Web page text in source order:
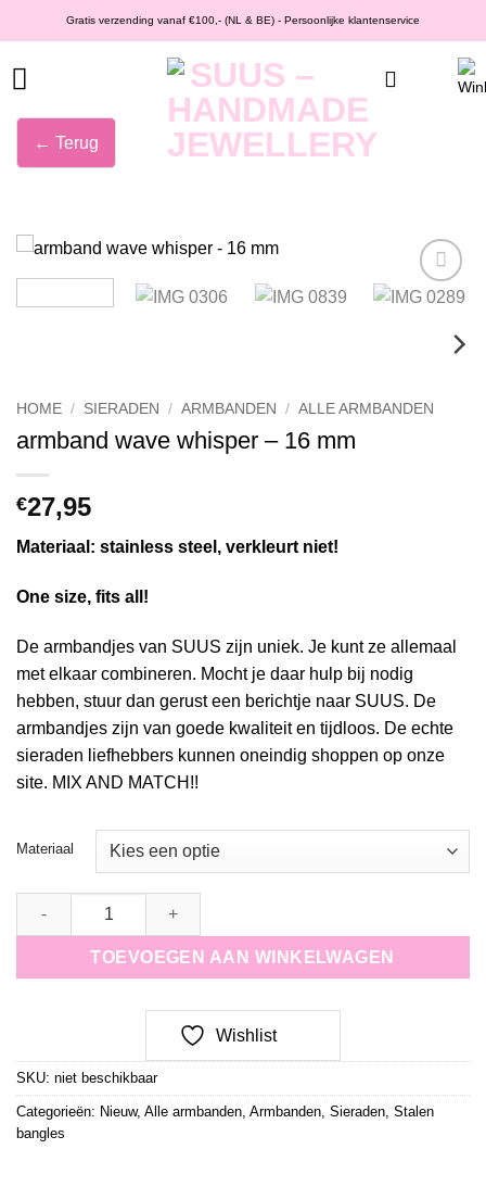
naar
inhoud
Gratis verzending vanaf €100,- (NL & BE) - Persoonlijke klantenservice
← Terug
Wishlist
HOME / SIERADEN / ARMBANDEN / ALLE ARMBANDEN
armband wave whisper – 16 mm
€27,95
Materiaal: stainless steel, verkleurt niet!
One size, fits all!
De armbandjes van SUUS zijn uniek. Je kunt ze allemaal
met elkaar combineren. Mocht je daar hulp bij nodig
hebben, stuur dan gerust een berichtje naar SUUS. De
armbandjes zijn van goede kwaliteit en tijdloos. De echte
sieraden liefhebbers kunnen oneindig shoppen op onze
site. MIX AND MATCH!!
Materiaal
TOEVOEGEN AAN WINKELWAGEN
Wishlist
SKU: niet beschikbaar
Categorieën: Nieuw, Alle armbanden Armbanden Sieraden Stalen
bangles